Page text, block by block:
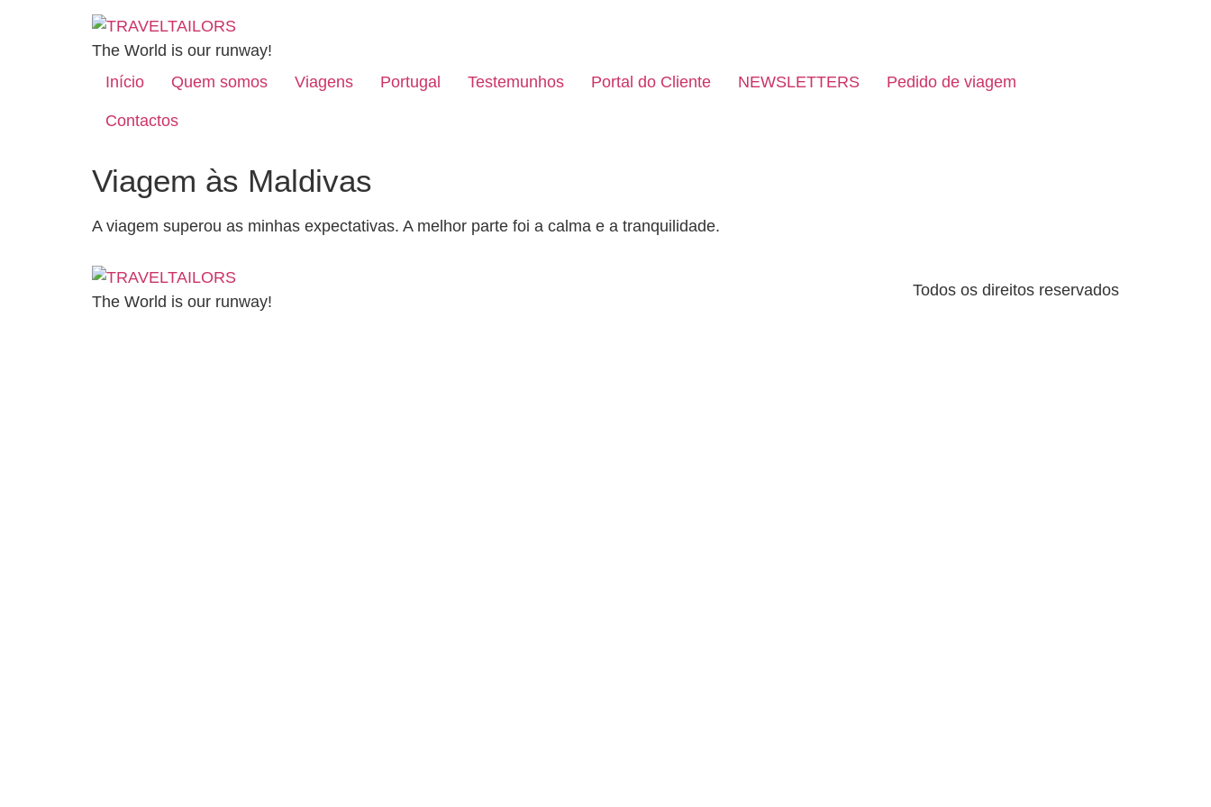
The World is our runway!
Início
Quem somos Viagens Portugal Testemunhos Portal do Cliente NEWSLETTERS Pedido de viagem
Contactos
Viagem às Maldivas
A viagem superou as minhas expectativas. A melhor parte foi a calma e a tranquilidade.
The World is our runway!
Todos os direitos reservados